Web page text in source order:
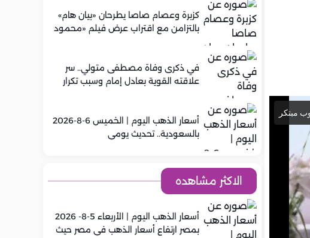
كزبرة وعصام صاصا يطرحان «بيان هام»
بالتزامن مع اقتراب عرض فيلم «محمود
في ذكرى وفاة مصطفى متولي.. سر
علاقته القوية بعادل إمام وسبب تكرار
أسعار الذهب اليوم | الخميس 6-8-2026
بالسعودية.. تحديث يومي
الاكثر مشاهده
أسعار الذهب اليوم | الأربعاء 5-8- 2026
بمصر ارتفاع أسعار الذهب في مصر حيث